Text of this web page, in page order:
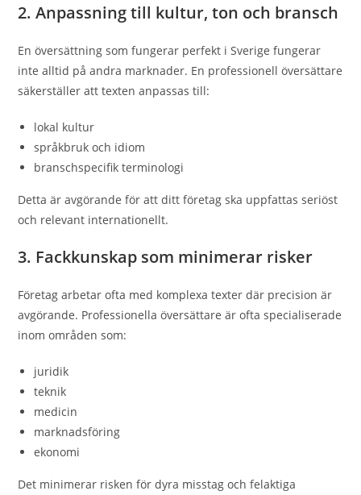
2. Anpassning till kultur, ton och bransch
En översättning som fungerar perfekt i Sverige fungerar
inte alltid på andra marknader. En professionell översättare
säkerställer att texten anpassas till:
lokal kultur
språkbruk och idiom
branschspecifik terminologi
Detta är avgörande för att ditt företag ska uppfattas seriöst
och relevant internationellt.
3. Fackkunskap som minimerar risker
Företag arbetar ofta med komplexa texter där precision är
avgörande. Professionella översättare är ofta specialiserade
inom områden som:
juridik
teknik
medicin
marknadsföring
ekonomi
Det minimerar risken för dyra misstag och felaktiga